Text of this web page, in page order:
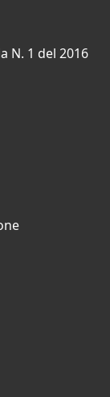
N. 1 del 2016